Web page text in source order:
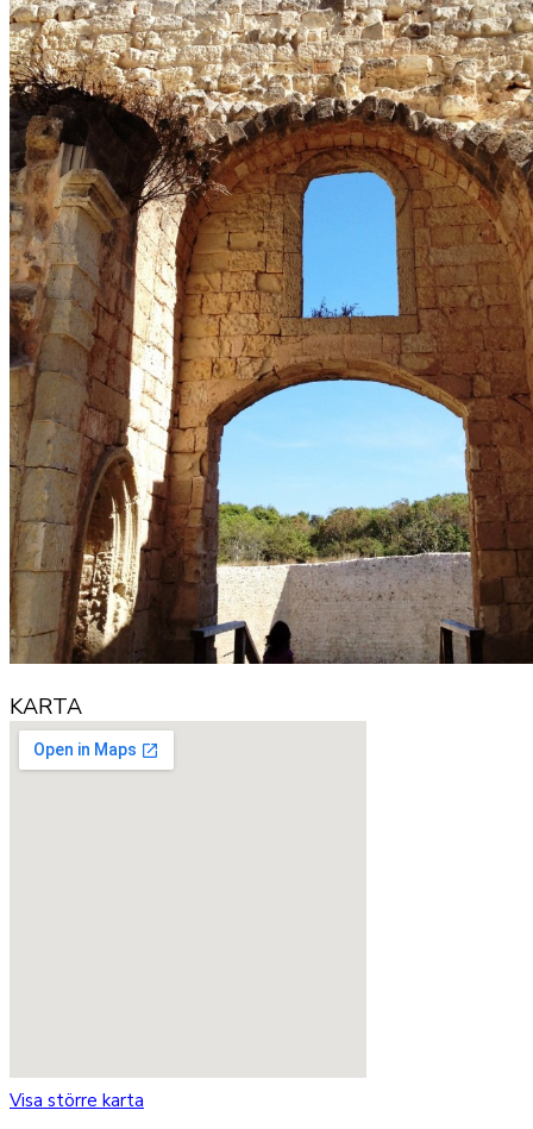
KARTA
Visa större karta